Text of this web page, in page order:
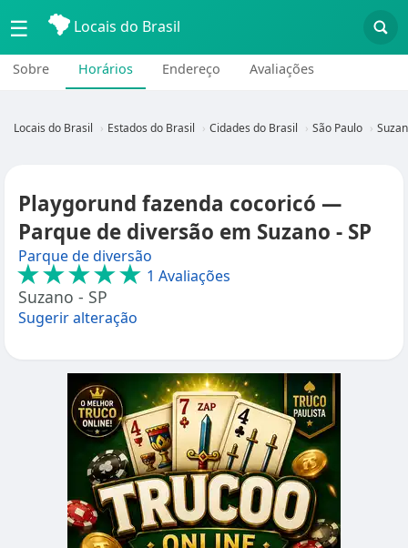
☰ Locais do Brasil
Sobre Horários Endereço Avaliações
Locais do Brasil Estados do Brasil Cidades do Brasil São Paulo
Playgorund fazenda cocoricó —
Parque de diversão em Suzano - SP
Parque de diversão
★★★★★ 1 Avaliações
Suzano - SP
Sugerir alteração